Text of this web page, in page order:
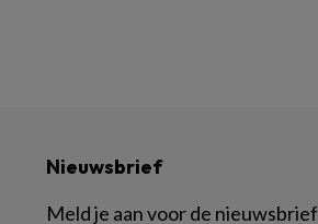
Nieuwsbrief
Meld je aan voor de nieuwsbrief